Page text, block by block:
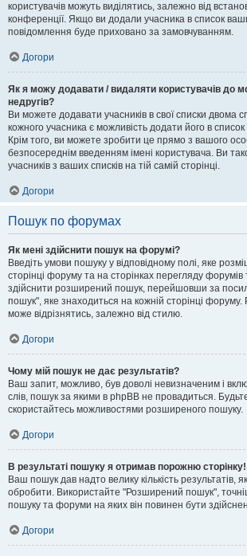
користувачів можуть виділятись, залежно від
конференції. Якщо ви додали учасника в список
повідомлення буде приховано за замовчуванням.
Догори
Як я можу додавати / видаляти користувачів до
недругів?
Ви можете додавати учасників в свої списки двома
кожного учасника є можливість додати його в список
Крім того, ви можете зробити це прямо з вашого
безпосереднім введенням імені користувача. Ви
учасників з ваших списків на тій самій сторінці.
Догори
Пошук по форумах
Як мені здійснити пошук на форумі?
Введіть умови пошуку у відповідному полі, яке
сторінці форуму та на сторінках перегляду
здійснити розширений пошук, перейшовши за
пошук", яке знаходиться на кожній сторінці
може відрізнятись, залежно від стилю.
Догори
Чому мій пошук не дає результатів?
Ваш запит, можливо, був доволі невизначеним і
слів, пошук за якими в phpBB не провадиться.
скористайтесь можливостями розширеного пошуку.
Догори
В результаті пошуку я отримав порожню сторінку!
Ваш пошук дав надто велику кількість результатів,
обробити. Використайте "Розширений пошук",
пошуку та форуми на яких він повинен бути
Догори